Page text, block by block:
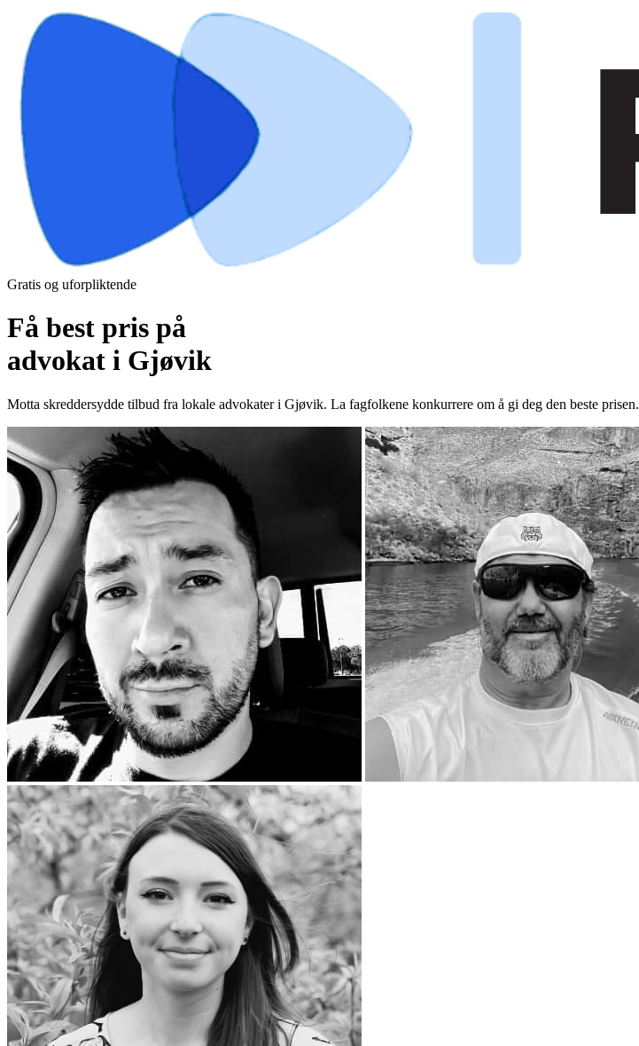
Gratis og uforpliktende
Få best pris på
advokat i Gjøvik
Motta skreddersydde tilbud fra lokale advokater i Gjøvik. La fagfolkene konkurrere om å gi deg den beste prisen.